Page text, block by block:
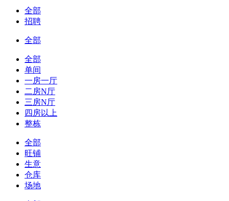
全部
招聘
全部
全部
单间
一房一厅
二房N厅
三房N厅
四房以上
整栋
全部
旺铺
生意
仓库
场地